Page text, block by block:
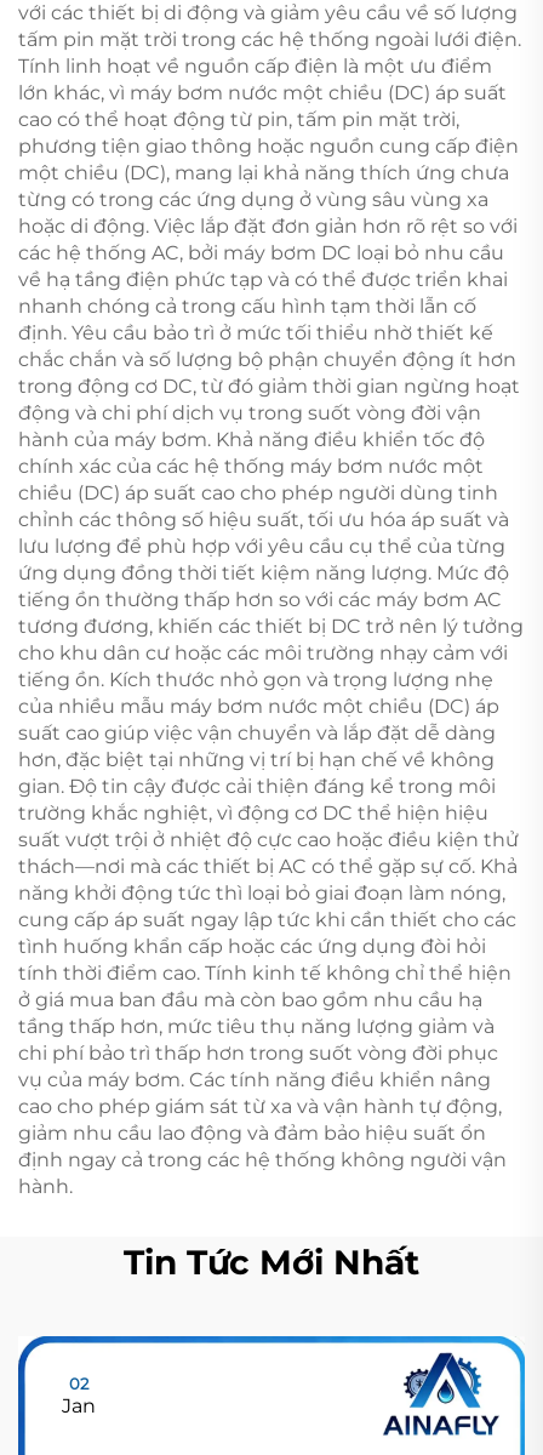
với các thiết bị di động và giảm yêu cầu về số lượng
tấm pin mặt trời trong các hệ thống ngoài lưới điện.
Tính linh hoạt về nguồn cấp điện là một ưu điểm
lớn khác, vì máy bơm nước một chiều (DC) áp suất
cao có thể hoạt động từ pin, tấm pin mặt trời,
phương tiện giao thông hoặc nguồn cung cấp điện
một chiều (DC), mang lại khả năng thích ứng chưa
từng có trong các ứng dụng ở vùng sâu vùng xa
hoặc di động. Việc lắp đặt đơn giản hơn rõ rệt so với
các hệ thống AC, bởi máy bơm DC loại bỏ nhu cầu
về hạ tầng điện phức tạp và có thể được triển khai
nhanh chóng cả trong cấu hình tạm thời lẫn cố
định. Yêu cầu bảo trì ở mức tối thiểu nhờ thiết kế
chắc chắn và số lượng bộ phận chuyển động ít hơn
trong động cơ DC, từ đó giảm thời gian ngừng hoạt
động và chi phí dịch vụ trong suốt vòng đời vận
hành của máy bơm. Khả năng điều khiển tốc độ
chính xác của các hệ thống máy bơm nước một
chiều (DC) áp suất cao cho phép người dùng tinh
chỉnh các thông số hiệu suất, tối ưu hóa áp suất và
lưu lượng để phù hợp với yêu cầu cụ thể của từng
ứng dụng đồng thời tiết kiệm năng lượng. Mức độ
tiếng ồn thường thấp hơn so với các máy bơm AC
tương đương, khiến các thiết bị DC trở nên lý tưởng
cho khu dân cư hoặc các môi trường nhạy cảm với
tiếng ồn. Kích thước nhỏ gọn và trọng lượng nhẹ
của nhiều mẫu máy bơm nước một chiều (DC) áp
suất cao giúp việc vận chuyển và lắp đặt dễ dàng
hơn, đặc biệt tại những vị trí bị hạn chế về không
gian. Độ tin cậy được cải thiện đáng kể trong môi
trường khắc nghiệt, vì động cơ DC thể hiện hiệu
suất vượt trội ở nhiệt độ cực cao hoặc điều kiện thử
thách—nơi mà các thiết bị AC có thể gặp sự cố. Khả
năng khởi động tức thì loại bỏ giai đoạn làm nóng,
cung cấp áp suất ngay lập tức khi cần thiết cho các
tình huống khẩn cấp hoặc các ứng dụng đòi hỏi
tính thời điểm cao. Tính kinh tế không chỉ thể hiện
ở giá mua ban đầu mà còn bao gồm nhu cầu hạ
tầng thấp hơn, mức tiêu thụ năng lượng giảm và
chi phí bảo trì thấp hơn trong suốt vòng đời phục
vụ của máy bơm. Các tính năng điều khiển nâng
cao cho phép giám sát từ xa và vận hành tự động,
giảm nhu cầu lao động và đảm bảo hiệu suất ổn
định ngay cả trong các hệ thống không người vận
hành.
Tin Tức Mới Nhất
02
Jan